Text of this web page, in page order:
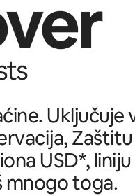
Uključuje
USD*,
mnogo toga.